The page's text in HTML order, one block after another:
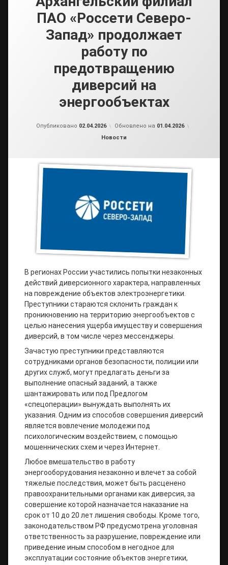
ПАО «Россети Северо-
Запад» продолжает
работу по
предотвращению
диверсий на
энергообъектах
Опубликовано 02.04.2026 Обновлено на 01.04.2026
Рубрики:
Новости
В регионах России участились попытки незаконных
действий диверсионного характера, направленных
на повреждение объектов электроэнергетики.
Преступники стараются склонить граждан к
проникновению на территорию энергообъектов с
целью нанесения ущерба имуществу и совершения
диверсий, в том числе через мессенджеры.
Зачастую преступники представляются
сотрудниками органов безопасности, полиции или
других служб, могут предлагать деньги за
выполнение опасный заданий, а также
шантажировать или под Предлогом
«спецоперации» вынуждать выполнять их
указания. Одним из способов совершения диверсий
является вовлечение молодежи под
психологическим воздействием, с помощью
мошеннических схем и через Интернет.
Любое вмешательство в работу
энергооборудования незаконно и влечет за собой
тяжелые последствия, может быть расценено
правоохранительными органами как диверсия, за
совершение которой назначается наказание на
срок от 10 до 20 лет лишения свободы. Кроме того,
законодательством РФ предусмотрена уголовная
ответственность за разрушение, повреждение или
приведение иным способом в негодное для
эксплуатации состояние объектов энергетики,